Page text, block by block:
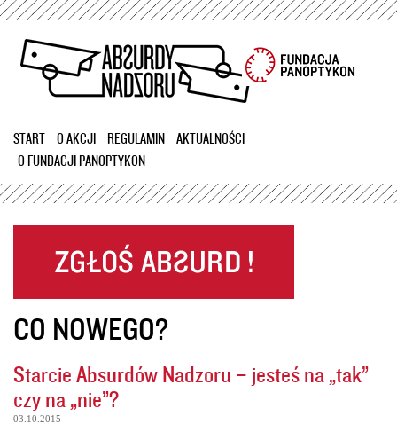
Przejdź
treści
START O AKCJI REGULAMIN
AKTUALNOŚCI
O FUNDACJI PANOPTYKON
CO NOWEGO?
Starcie Absurdów Nadzoru – jesteś na „tak”
czy na „nie”?
03.10.2015